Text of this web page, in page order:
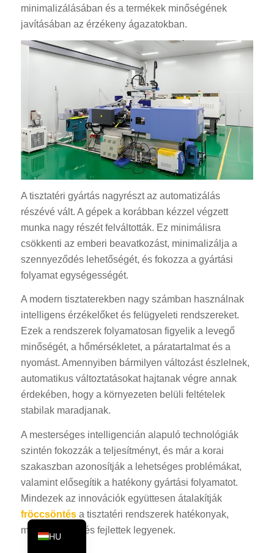
minimalizálásában és a termékek minőségének
javításában az érzékeny ágazatokban.
A tisztatéri gyártás nagyrészt az automatizálás
részévé vált. A gépek a korábban kézzel végzett
munka nagy részét felváltották. Ez minimálisra
csökkenti az emberi beavatkozást, minimalizálja a
szennyeződés lehetőségét, és fokozza a gyártási
folyamat egységességét.
A modern tisztaterekben nagy számban használnak
intelligens érzékelőket és felügyeleti rendszereket.
Ezek a rendszerek folyamatosan figyelik a levegő
minőségét, a hőmérsékletet, a páratartalmat és a
nyomást. Amennyiben bármilyen változást észlelnek,
automatikus változtatásokat hajtanak végre annak
érdekében, hogy a környezeten belüli feltételek
stabilak maradjanak.
A mesterséges intelligencián alapuló technológiák
szintén fokozzák a teljesítményt, és már a korai
szakaszban azonosítják a lehetséges problémákat,
valamint elősegítik a hatékony gyártási folyamatot.
Mindezek az innovációk együttesen átalakítják
fröccsöntésa tisztatéri rendszerek hatékonyak,
megbízhatóak és fejlettek legyenek.
HU
EN
IT
DE
RU
NL
PL
TR
AR
ES
JA
PT
DA
FI
NB
SV
RO
ES_MX